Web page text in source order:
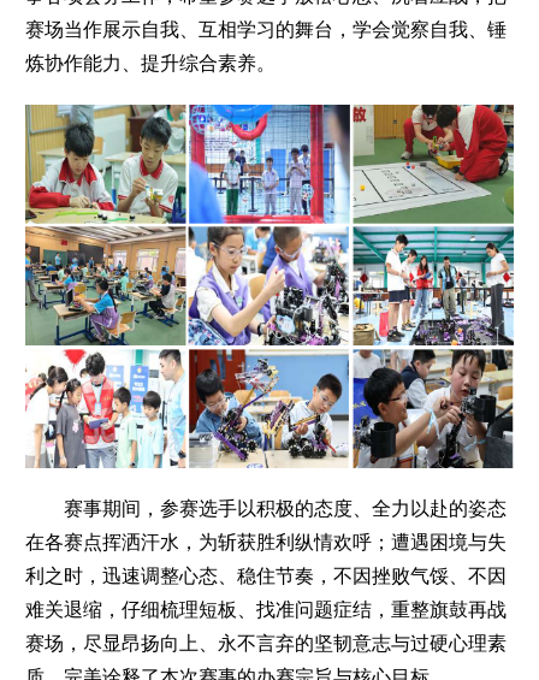
赛场当作展示自我、互相学习的舞台，学会觉察自我、锤
炼协作能力、提升综合素养。
赛事期间，参赛选手以积极的态度、全力以赴的姿态
在各赛点挥洒汗水，为斩获胜利纵情欢呼；遭遇困境与失
利之时，迅速调整心态、稳住节奏，不因挫败气馁、不因
难关退缩，仔细梳理短板、找准问题症结，重整旗鼓再战
赛场，尽显昂扬向上、永不言弃的坚韧意志与过硬心理素